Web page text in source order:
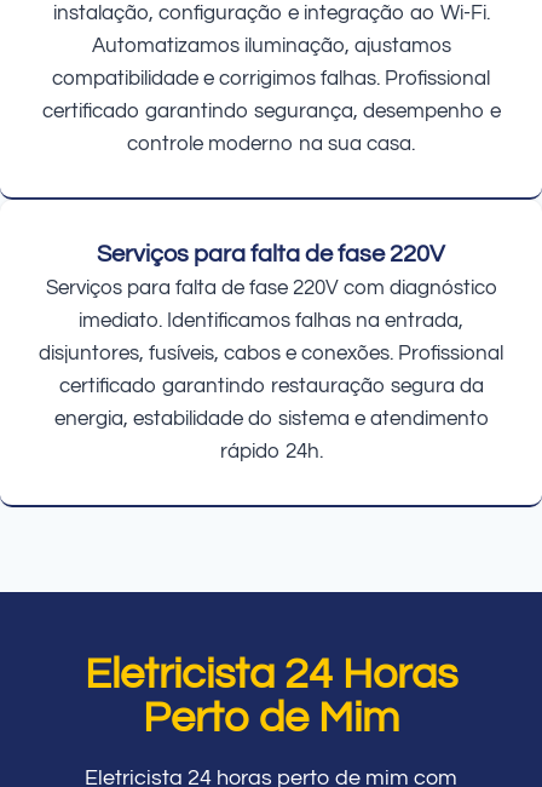
instalação, configuração e integração ao Wi-Fi.
Automatizamos iluminação, ajustamos
compatibilidade e corrigimos falhas. Profissional
certificado garantindo segurança, desempenho e
controle moderno na sua casa.
Serviços para falta de fase 220V
Serviços para falta de fase 220V com diagnóstico
imediato. Identificamos falhas na entrada,
disjuntores, fusíveis, cabos e conexões. Profissional
certificado garantindo restauração segura da
energia, estabilidade do sistema e atendimento
rápido 24h.
Eletricista 24 Horas
Perto de Mim
Eletricista 24 horas perto de mim com